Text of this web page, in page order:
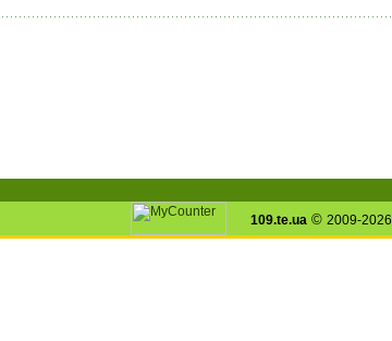
109.te.ua © 2009-2026